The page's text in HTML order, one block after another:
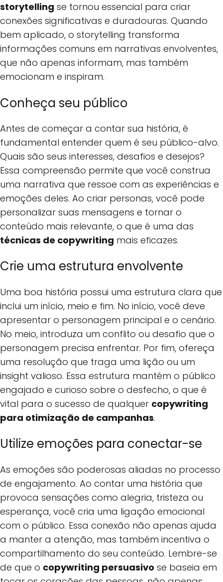
storytelling se tornou essencial para criar
conexões significativas e duradouras. Quando
bem aplicado, o storytelling transforma
informações comuns em narrativas envolventes,
que não apenas informam, mas também
emocionam e inspiram.
Conheça seu público
Antes de começar a contar sua história, é
fundamental entender quem é seu público-alvo.
Quais são seus interesses, desafios e desejos?
Essa compreensão permite que você construa
uma narrativa que ressoe com as experiências e
emoções deles. Ao criar personas, você pode
personalizar suas mensagens e tornar o
conteúdo mais relevante, o que é uma das
técnicas de copywriting mais eficazes.
Crie uma estrutura envolvente
Uma boa história possui uma estrutura clara que
inclui um início, meio e fim. No início, você deve
apresentar o personagem principal e o cenário.
No meio, introduza um conflito ou desafio que o
personagem precisa enfrentar. Por fim, ofereça
uma resolução que traga uma lição ou um
insight valioso. Essa estrutura mantém o público
engajado e curioso sobre o desfecho, o que é
vital para o sucesso de qualquer copywriting
para otimização de campanhas.
Utilize emoções para conectar-se
As emoções são poderosas aliadas no processo
de engajamento. Ao contar uma história que
provoca sensações como alegria, tristeza ou
esperança, você cria uma ligação emocional
com o público. Essa conexão não apenas ajuda
a manter a atenção, mas também incentiva o
compartilhamento do seu conteúdo. Lembre-se
de que o copywriting persuasivo se baseia em